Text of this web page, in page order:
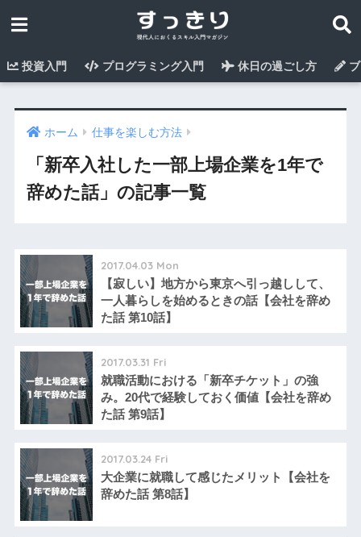
投資入門 プログラミング入門 休日の過ごし方
ホーム 仕事を楽しむ方法
「新卒入社した一部上場企業を1年で
辞めた話」の記事一覧
2017.04.03 Mon
【寂しい】地方から東京へ引っ越しして、
一人暮らしを始めるときの話【会社を辞め
た話 第10話】
2017.03.31 Fri
就職活動における「新卒チケット」の強
み。20代で経験しておく価値【会社を辞め
た話 第9話】
2017.03.24 Fri
大企業に就職して感じたメリット【会社を
辞めた話 第8話】